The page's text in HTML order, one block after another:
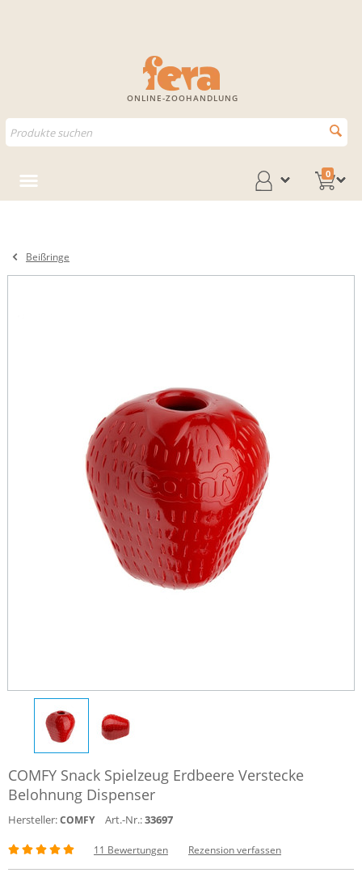
ONLINE-ZOOHANDLUNG
0
Beißringe
COMFY Snack Spielzeug Erdbeere Verstecke
Belohnung Dispenser
Hersteller:COMFY Art.-Nr.:33697
11 Bewertungen Rezension verfassen